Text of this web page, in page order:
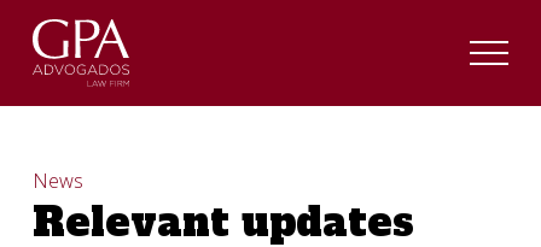
News
Relevant updates